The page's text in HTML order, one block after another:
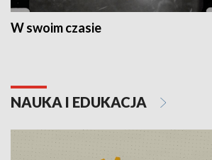
W swoim czasie
NAUKA I EDUKACJA